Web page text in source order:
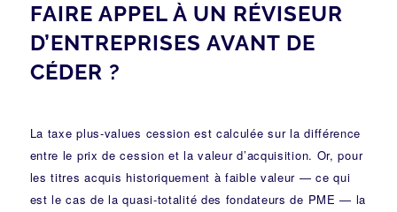
FAIRE APPEL À UN RÉVISEUR
D’ENTREPRISES AVANT DE
CÉDER ?
La taxe plus-values cession est calculée sur la différence
entre le prix de cession et la valeur d’acquisition. Or, pour
les titres acquis historiquement à faible valeur — ce qui
est le cas de la quasi-totalité des fondateurs de PME — la